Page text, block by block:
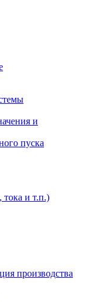
и
пуска
и т.п.)
производства